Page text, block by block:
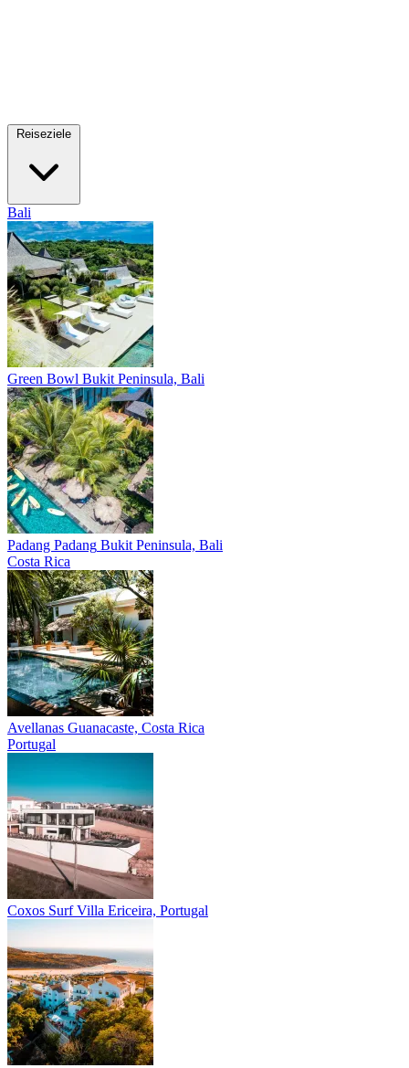
Bali
Green Bowl Bukit Peninsula, Bali
Padang Padang Bukit Peninsula, Bali
Costa Rica
Avellanas Guanacaste, Costa Rica
Portugal
Coxos Surf Villa Ericeira, Portugal